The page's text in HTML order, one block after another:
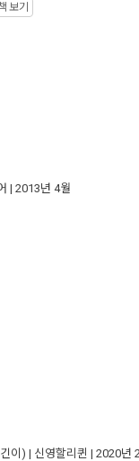
보기
| 2013년 4월
이) | 신영할리퀸 | 2020년